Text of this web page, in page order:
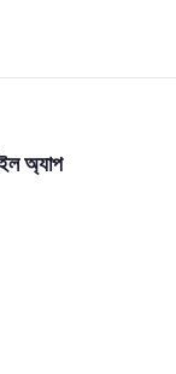
অ্যাপ